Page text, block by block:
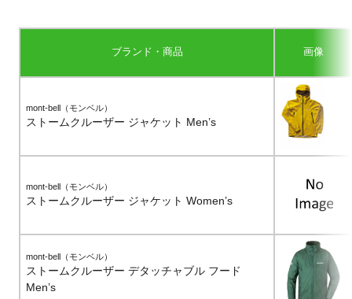
ブランド・商品 画像
mont-bell（モンベル）
ストームクルーザー ジャケット Men’s
mont-bell（モンベル）
ストームクルーザー ジャケット Women’s
mont-bell（モンベル）
ストームクルーザー デタッチャブル フード
Men’s